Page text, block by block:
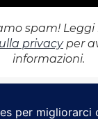
spam! Leggi
privacyper
informazioni.